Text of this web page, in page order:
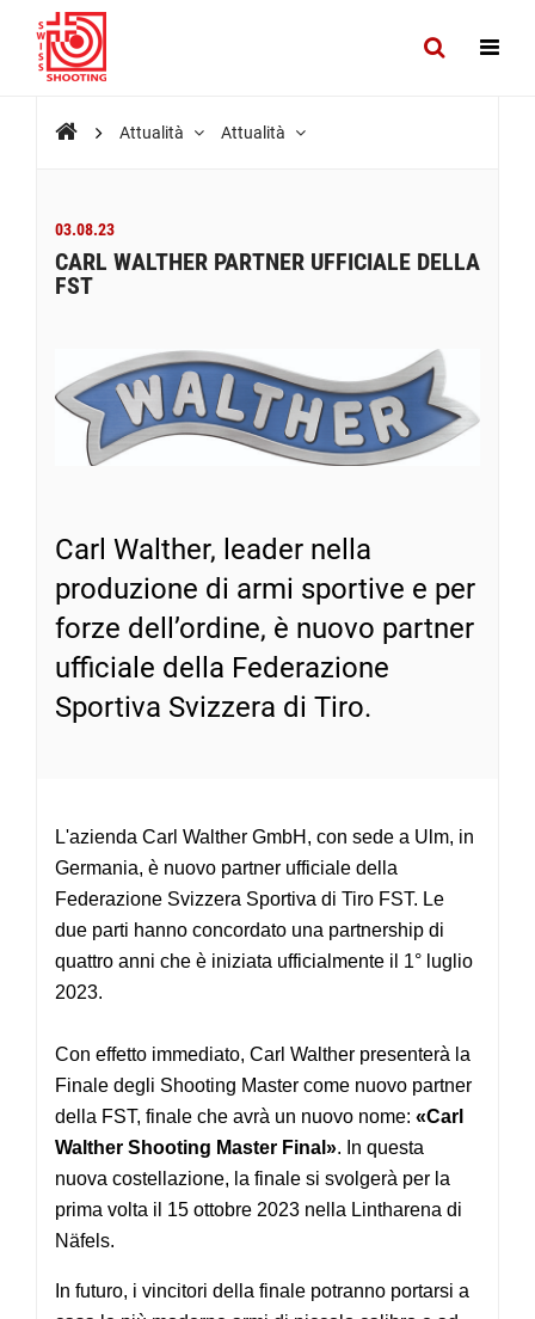
Attualità Attualità
03.08.23
CARL WALTHER PARTNER UFFICIALE DELLA
FST
Carl Walther, leader nella
produzione di armi sportive e per
forze dell’ordine, è nuovo partner
ufficiale della Federazione
Sportiva Svizzera di Tiro.
L'azienda Carl Walther GmbH, con sede a Ulm, in
Germania, è nuovo partner ufficiale della
Federazione Svizzera Sportiva di Tiro FST. Le
due parti hanno concordato una partnership di
quattro anni che è iniziata ufficialmente il 1° luglio
2023.
Con effetto immediato, Carl Walther presenterà la
Finale degli Shooting Master come nuovo partner
della FST, finale che avrà un nuovo nome: «Carl
Walther Shooting Master Final». In questa
nuova costellazione, la finale si svolgerà per la
prima volta il 15 ottobre 2023 nella Lintharena di
Näfels.
In futuro, i vincitori della finale potranno portarsi a